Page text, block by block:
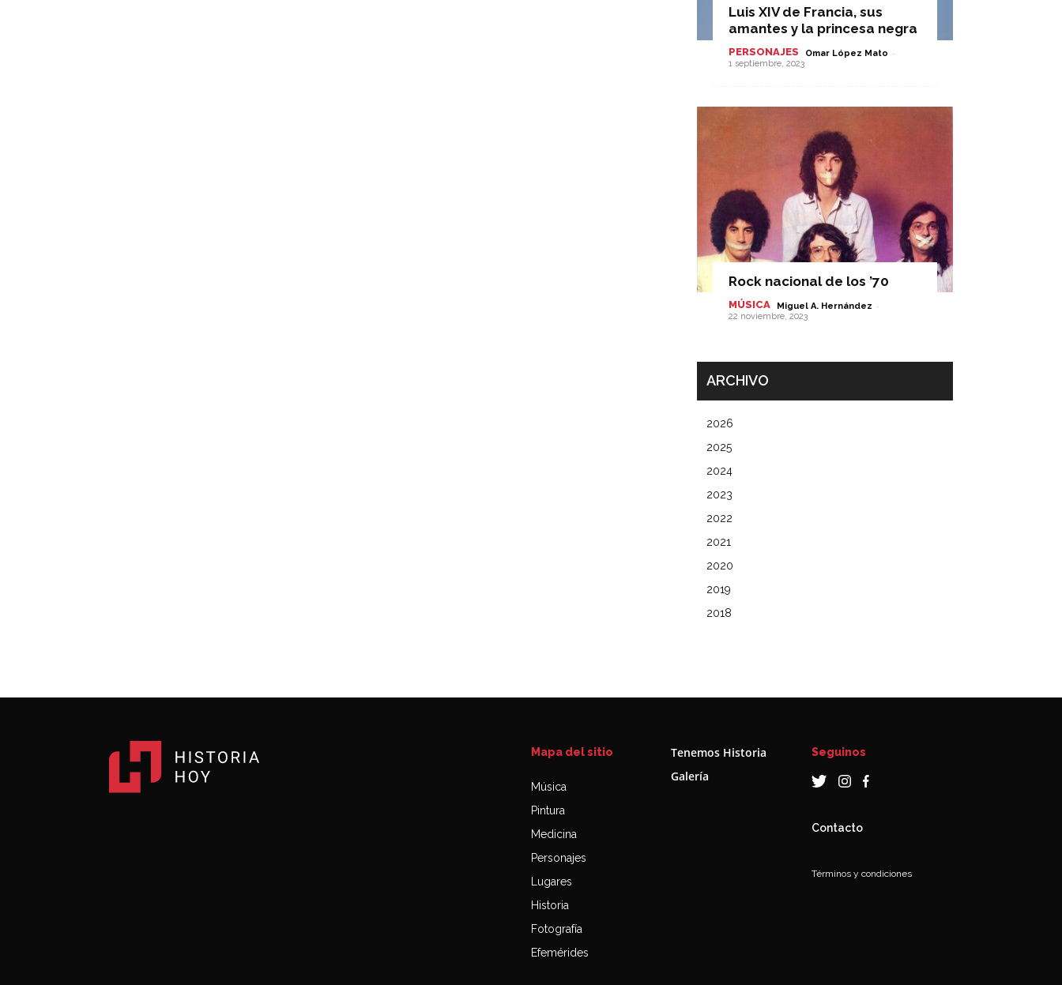
Luis XIV de Francia, sus
amantes y la princesa negra
PERSONAJES Omar López Mato -
1 septiembre, 2023
Rock nacional de los ’70
MÚSICA Miguel A. Hernández -
22 noviembre, 2023
ARCHIVO
2026
2025
2024
2023
2022
2021
2020
2019
2018
Mapa del sitio
Música
Pintura
Medicina
Personajes
Lugares
Historia
Fotografía
Efemérides
Tenemos Historia
Galería
Seguinos
Contacto
Términos y condiciones